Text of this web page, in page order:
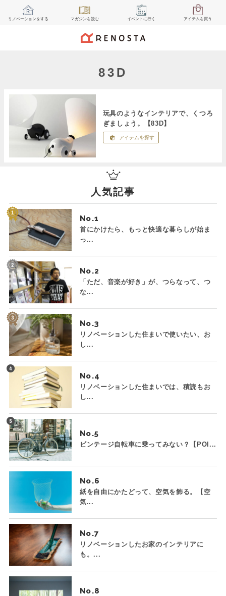
リノベーションをする マガジンを読む イベント に行く アイテムを買う
83D
玩具のようなインテリアで、くつろ
ぎましょう。【83D】
アイテムを探す
人気記事
No.
首にかけたら、もっと快適な暮らしが始ま
っ...
No.
「ただ、音楽が好き」が、つらなって、つ
な...
No.
リノベーションした住まいで使いたい、お
し...
No.
リノベーションした住まいでは、積読もお
し...
No.
ビンテージ自転車に乗ってみない？【POI...
No.
紙を自由にかたどって、空気を飾る。【空
気...
No.
リノベーションしたお家のインテリアに
も。...
No.